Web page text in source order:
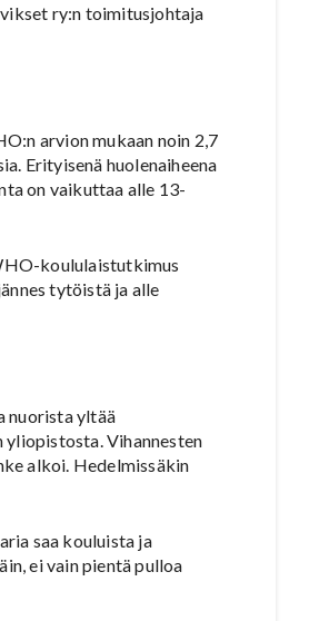
ry:n toimitusjohtaja
arvion mukaan noin 2,7
Erityisenä huolenaiheena
on vaikuttaa alle 13-
koululaistutkimus
tytöistä ja alle
nuorista yltää
Vihannesten
alkoi. Hedelmissäkin
saa kouluista ja
ei vain pientä pulloa